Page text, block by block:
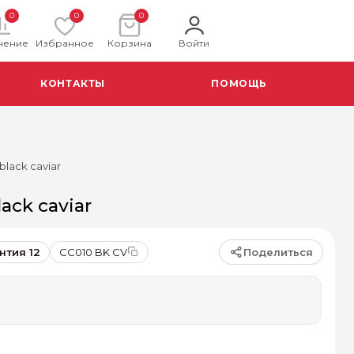
0 0
Избранное
0
Корзина Войти
КОНТАКТЫ ПОМОЩЬ
caviar
caviar
Поделиться
12 CC010 BK CV